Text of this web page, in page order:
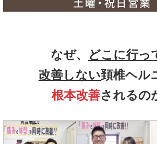
なぜ、
どこに行っ
改善しない頚椎ヘル
根本改善されるの